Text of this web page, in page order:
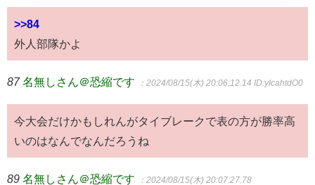
>>84
外人部隊かよ
87 名無しさん＠恐縮です ：2024/08/15(木) 20:06:12.14 ID:yIcahtdO0
今大会だけかもしれんがタイブレークで表の方が勝率高
いのはなんでなんだろうね
89 名無しさん＠恐縮です ：2024/08/15(木) 20:07:27.78